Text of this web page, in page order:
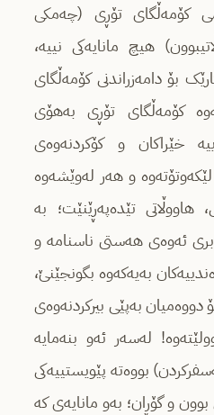
كۆمەڵگای تۆڕی (چەمكی
هیچ مانایەکی نییە،
بۆ دامەزراندنی کۆمەڵگای
كۆمەڵگای تۆڕی بەهۆی
خێراکان و كۆكردنەوەی
و هەر لەوێشەوە
هاووڵاتی تێدەپەڕێنێت؛ بە
ئەوەی هەستی ناسنامە و
بەیەكەوە بگونجێنێ،
بەپێی بیركردنەوەی
لەسەر ئەو بنەمایە
بووەتە پێویستییەکی
بوون و گۆڕان؛ بەو مانایەی كە